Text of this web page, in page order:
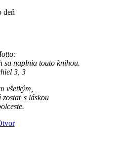
deň
sa naplnia touto knihou.
3, 3
všetkým,
zostať s láskou